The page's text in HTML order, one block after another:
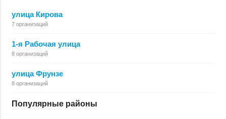
улица Кирова
7 организаций
1-я Рабочая улица
8 организаций
улица Фрунзе
8 организаций
Популярные районы